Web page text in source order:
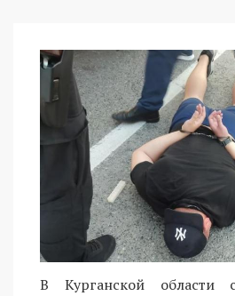
В Курганской области